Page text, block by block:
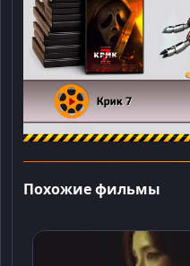
Похожие фильмы